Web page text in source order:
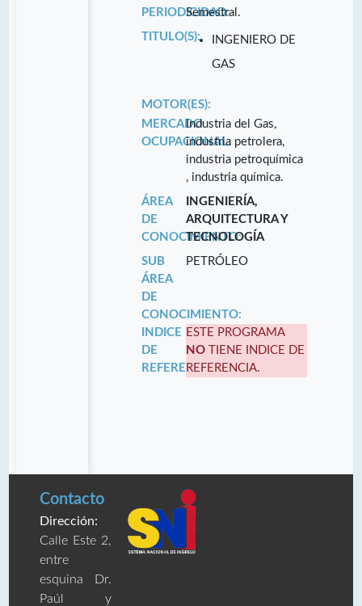
PERIODICIDAD:
Semestral.
TITULO(S):
INGENIERO DE
GAS
MOTOR(ES):
MERCADO
OCUPACIONAL:
Industria del Gas,
industria petrolera,
industria petroquímica
, industria química.
ÁREA
DE
CONOCIMIENTO:
INGENIERÍA,
ARQUITECTURA Y
TECNOLOGÍA
SUB
ÁREA
DE
CONOCIMIENTO:
PETRÓLEO
INDICE
DE
REFERENCIA:
ESTE PROGRAMA
NO TIENE INDICE DE
REFERENCIA.
Contacto
Dirección:
Calle Este 2,
entre
esquina Dr.
Paúl y